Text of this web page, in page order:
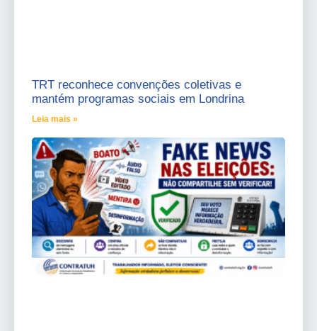
TRT reconhece convenções coletivas e
mantém programas sociais em Londrina
Leia mais »